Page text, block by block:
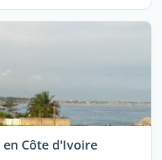
Côte d'Ivoire